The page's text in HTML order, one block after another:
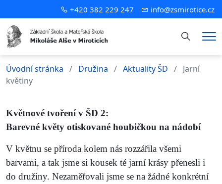
+420 382 229 247 info@zsmirotice.cz
Hledání
Úvodní stránka Družina Aktuality ŠD
Jarní
květiny
Květnové tvořenív ŠD 2:
Barevné květy otiskované houbičkou na nádobí
V květnu se příroda kolem nás rozzářila všemi
barvami, a tak jsme si kousek té jarní krásy přenesli i
do družiny. Nezaměřovali jsme se na žádné konkrétní